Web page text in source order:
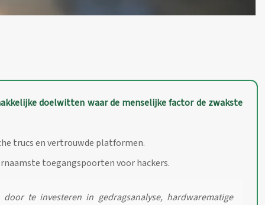
doelwitten waar de menselijke factor de zwakste
trucs en vertrouwde platformen.
toegangspoorten voor hackers.
te investeren in gedragsanalyse, hardwarematige